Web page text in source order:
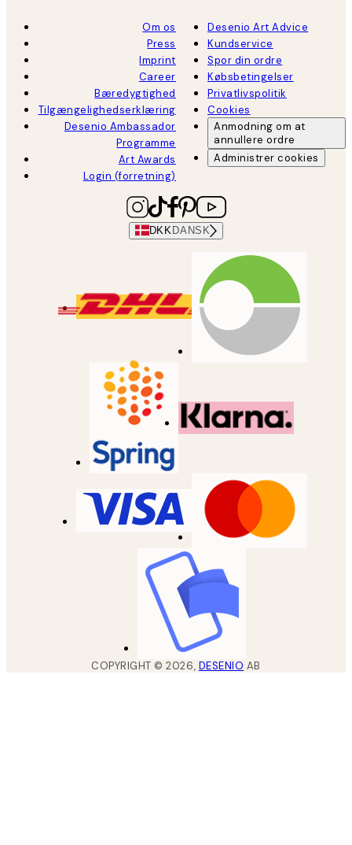
Om os
Press
Imprint
Career
Bæredygtighed
Tilgængelighedserklæring
Desenio Ambassador
Programme
Art Awards
Login (forretning)
Desenio Art Advice
Kundservice
Spor din ordre
Købsbetingelser
Privatlivspolitik
Cookies
Anmodning om at
annullere ordre
Administrer cookies
DKK DANSK
COPYRIGHT ©2026, DESENIO AB